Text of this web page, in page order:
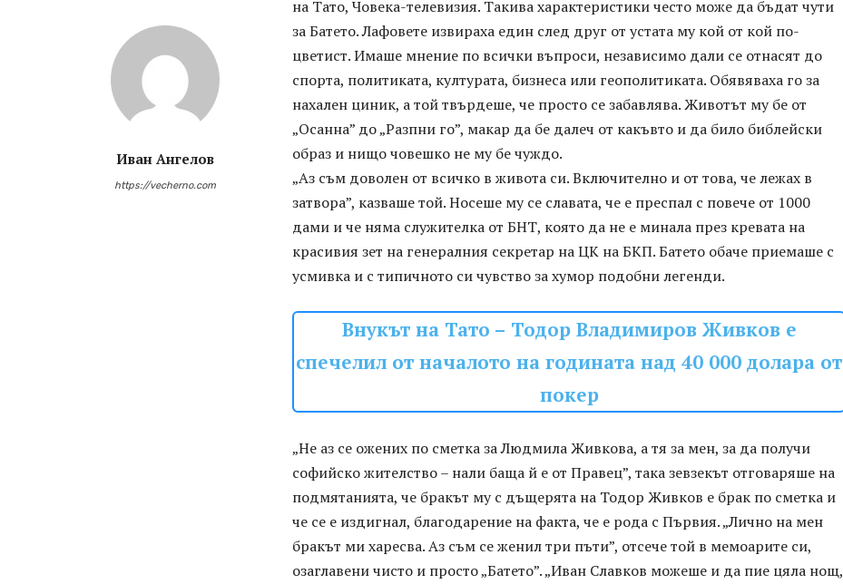
Иван Ангелов
https://vecherno.com
на Тато, Човека-телевизия. Такива характеристики често може да бъдат чути
за Батето. Лафовете извираха един след друг от устата му кой от кой по-
цветист. Имаше мнение по всички въпроси, независимо дали се отнасят до
спорта, политиката, културата, бизнеса или геополитиката. Обявяваха го за
нахален циник, а той твърдеше, че просто се забавлява. Животът му бе от
„Осанна” до „Разпни го”, макар да бе далеч от какъвто и да било библейски
образ и нищо човешко не му бе чуждо.
„Аз съм доволен от всичко в живота си. Включително и от това, че лежах в
затвора”, казваше той. Носеше му се славата, че е преспал с повече от 1000
дами и че няма служителка от БНТ, която да не е минала през кревата на
красивия зет на генералния секретар на ЦК на БКП. Батето обаче приемаше с
усмивка и с типичното си чувство за хумор подобни легенди.
Внукът на Тато – Тодор Владимиров Живков е
спечелил от началото на годината над 40 000 долара от
покер
„Не аз се ожених по сметка за Людмила Живкова, а тя за мен, за да получи
софийско жителство – нали баща й е от Правец”, така зевзекът отговаряше на
подмятанията, че бракът му с дъщерята на Тодор Живков е брак по сметка и
че се е издигнал, благодарение на факта, че е рода с Първия. „Лично на мен
бракът ми харесва. Аз съм се женил три пъти”, отсече той в мемоарите си,
озаглавени чисто и просто „Батето”. „Иван Славков можеше и да пие цяла нощ,